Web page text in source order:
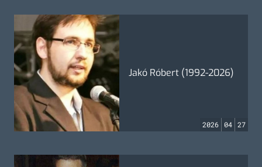
Jakó Róbert (1992-2026)
2026 04 27